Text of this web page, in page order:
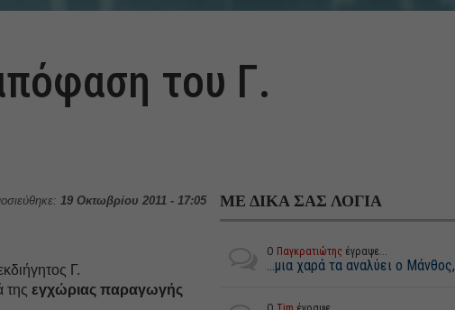
του Γ.
19 Οκτωβρίου 2011 - 17:05
Γ.
τηςεγχώριας παραγωγής
ΜΕ ΔΙΚΑ ΣΑΣ ΛΟΓΙΑ
Ο Παγκρατιώτηςέγραψε...
...μια χαρά τα αναλύει ο Μάνθος,...